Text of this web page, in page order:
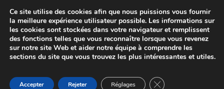
au
contenu
JUMELAGE DE MARCHE-LES-DAMES ET
PONTAILLER-SUR-SAÔNE
Ce site utilise des cookies afin que nous puissions vous fournir
la meilleure expérience utilisateur possible. Les informations sur
les cookies sont stockées dans votre navigateur et remplissent
des fonctions telles que vous reconnaître lorsque vous revenez
sur notre site Web et aider notre équipe à comprendre les
sections du site que vous trouvez les plus intéressantes et utiles.
Accepter Rejeter Réglages Fermer la bannière